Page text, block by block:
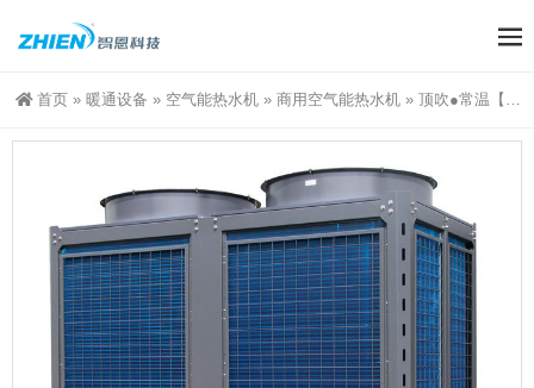
首页 » 暖通设备 » 空气能热水机 » 商用空气能热水机 » 顶吹●常温【60匹空气能热水机】ZN-KFDX/V-600Ⅱ